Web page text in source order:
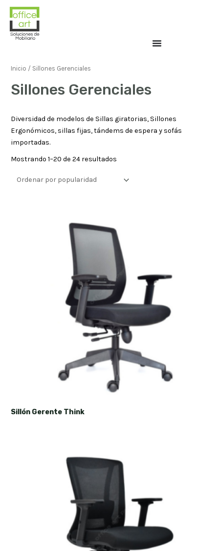
Inicio / Sillones Gerenciales
Sillones Gerenciales
Diversidad de modelos de Sillas giratorias, Sillones
Ergonómicos, sillas fijas, tándems de espera y sofás
importadas.
Mostrando 1–20 de 24 resultados
Sillón Gerente Think